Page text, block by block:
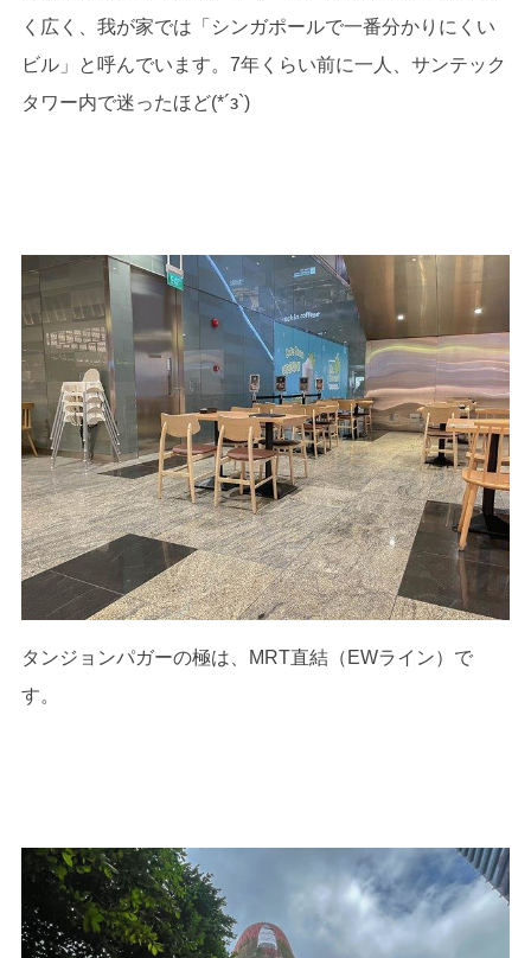
く広く、我が家では「シンガポールで一番分かりにくい
ビル」と呼んでいます。7年くらい前に一人、サンテック
タワー内で迷ったほど(*´з`)
タンジョンパガーの極は、MRT直結（EWライン）で
す。